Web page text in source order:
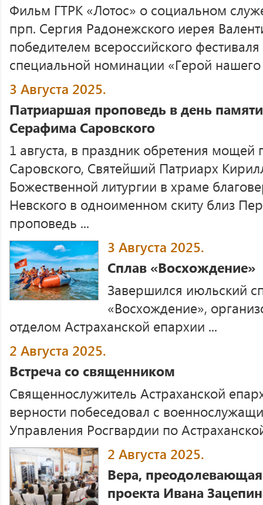
Фильм ГТРК «Лотос» о социальном
прп. Сергия Радонежского иерея
победителем всероссийского
специальной номинации «Герой
3 Августа 2025.
Патриаршая проповедь в день
Серафима Саровского
1 августа, в праздник обретения
Саровского, Святейший Патриарх
Божественной литургии в храме
Невского в одноименном скиту близ
проповедь ...
3 Августа 2025.
Сплав «Восхождение»
Завершился июльский
«Восхождение»,
отделом Астраханской епархии ...
2 Августа 2025.
Встреча со священником
Священнослужитель Астраханской
верности побеседовал с
Управления Росгвардии по
2 Августа 2025.
Вера,
проекта Ивана